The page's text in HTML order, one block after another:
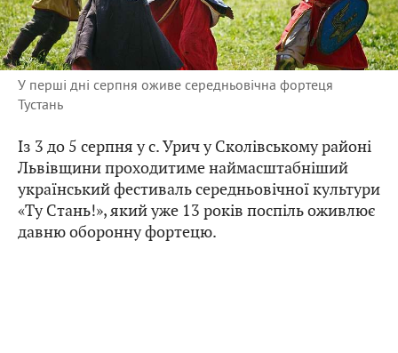
У перші дні серпня оживе середньовічна фортеця
Тустань
Із 3 до 5 серпня у с. Урич у Сколівському районі
Львівщини проходитиме наймасштабніший
український фестиваль середньовічної культури
«Ту Cтань!», який уже 13 років поспіль оживлює
давню оборонну фортецю.